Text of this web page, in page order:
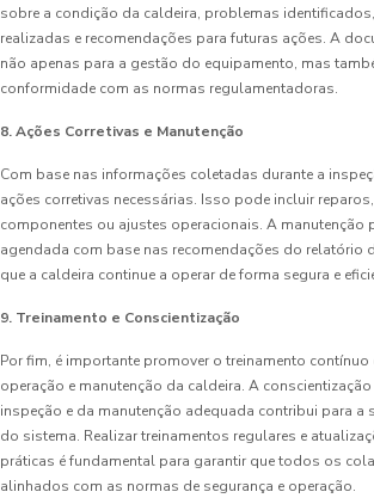
sobre a condição da caldeira, problemas
realizadas e recomendações para futuras ações. A
não apenas para a gestão do equipamento, mas
conformidade com as normas regulamentadoras.
8. Ações Corretivas e Manutenção
Com base nas informações coletadas durante a
ações corretivas necessárias. Isso pode incluir
componentes ou ajustes operacionais. A manutenção
agendada com base nas recomendações do relatório
que a caldeira continue a operar de forma segura e
9. Treinamento e Conscientização
Por fim, é importante promover o treinamento
operação e manutenção da caldeira. A
inspeção e da manutenção adequada contribui para a
do sistema. Realizar treinamentos regulares e
práticas é fundamental para garantir que todos os
alinhados com as normas de segurança e operação.